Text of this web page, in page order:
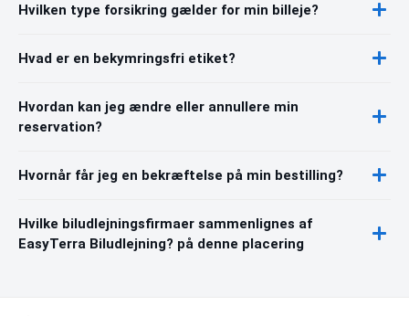
Hvilken type forsikring gælder for min billeje?
Hvad er en bekymringsfri etiket?
Hvordan kan jeg ændre eller annullere min
reservation?
Hvornår får jeg en bekræftelse på min bestilling?
Hvilke biludlejningsfirmaer sammenlignes af
EasyTerra Biludlejning? på denne placering